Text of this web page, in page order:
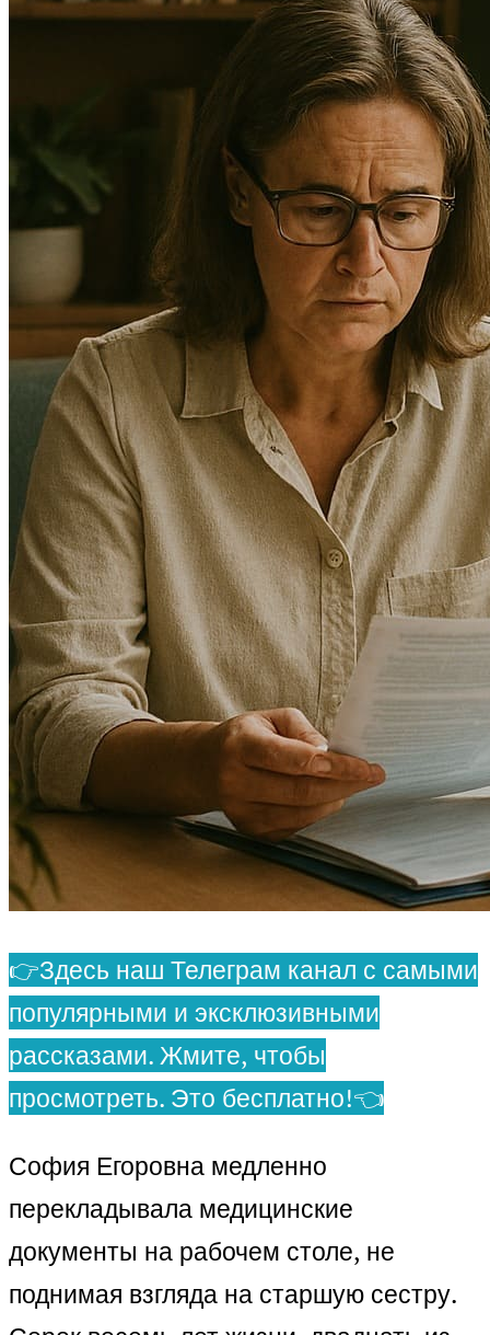
👉Здесь наш Телеграм канал с самыми
популярными и эксклюзивными
рассказами. Жмите, чтобы
просмотреть. Это бесплатно!👈
София Егоровна медленно
перекладывала медицинские
документы на рабочем столе, не
поднимая взгляда на старшую сестру.